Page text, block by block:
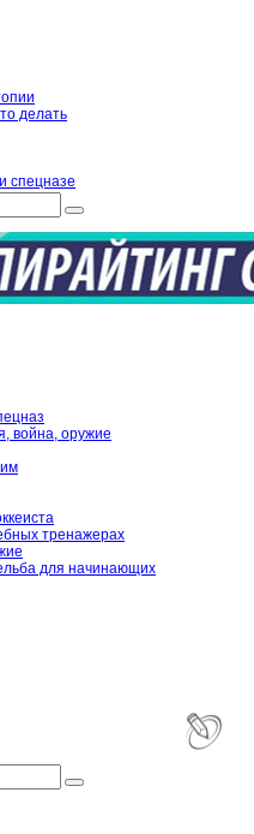
делать
война, оружие
тренажерах
для начинающих